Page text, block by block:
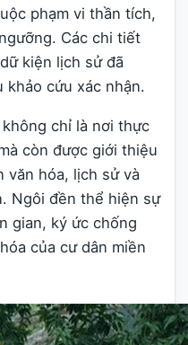
phạm vi thần tích,
Các chi tiết
kiện lịch sử đã
khảo cứu xác nhận.
chỉ là nơi thực
còn được giới thiệu
văn hóa, lịch sử và
Ngôi đền thể hiện sự
gian, ký ức chống
của cư dân miền